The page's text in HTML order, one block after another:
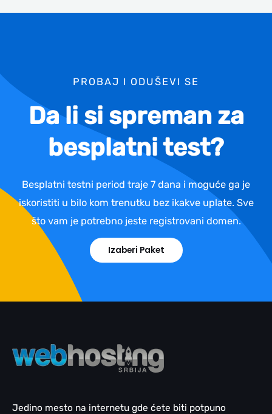
PROBAJ I ODUŠEVI SE
Da li si spreman za
besplatni test?
Besplatni testni period traje 7 dana i moguće ga je
iskoristiti u bilo kom trenutku bez ikakve uplate. Sve
što vam je potrebno jeste registrovani domen.
Izaberi Paket
Jedino mesto na internetu gde ćete biti potpuno